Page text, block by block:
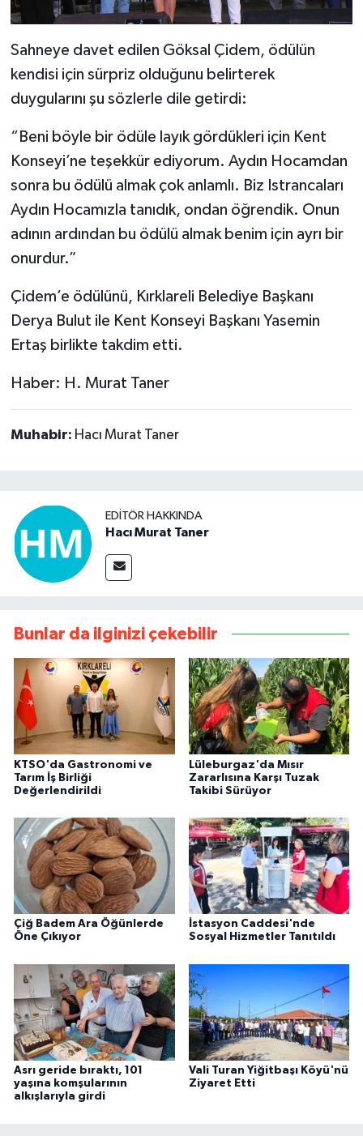
Sahneye davet edilen Göksal Çidem, ödülün
kendisi için sürpriz olduğunu belirterek
duygularını şu sözlerle dile getirdi:
“Beni böyle bir ödüle layık gördükleri için Kent
Konseyi’ne teşekkür ediyorum. Aydın Hocamdan
sonra bu ödülü almak çok anlamlı. Biz Istrancaları
Aydın Hocamızla tanıdık, ondan öğrendik. Onun
adının ardından bu ödülü almak benim için ayrı bir
onurdur.”
Çidem’e ödülünü, Kırklareli Belediye Başkanı
Derya Bulut ile Kent Konseyi Başkanı Yasemin
Ertaş birlikte takdim etti.
Haber: H. Murat Taner
Muhabir: Hacı Murat Taner
EDITÖR HAKKINDA
Hacı Murat Taner
Bunlar da ilginizi çekebilir
KTSO'da Gastronomi ve
Tarım İş Birliği
Değerlendirildi
Lüleburgaz'da Mısır
Zararlısına Karşı Tuzak
Takibi Sürüyor
Çiğ Badem Ara Öğünlerde
Öne Çıkıyor
İstasyon Caddesi'nde
Sosyal Hizmetler Tanıtıldı
Asrı geride bıraktı, 101
yaşına komşularının
alkışlarıyla girdi
Vali Turan Yiğitbaşı Köyü'nü
Ziyaret Etti